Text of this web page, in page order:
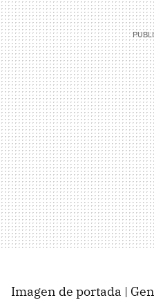
Imagen de portada |